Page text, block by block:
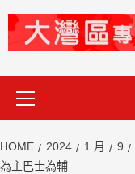
HOME 2024 1 月 9
為主巴士為輔